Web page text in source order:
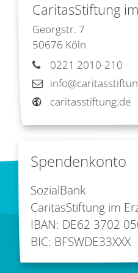
CaritasStiftung
Georgstr. 7
50676 Köln
0221 2010-210
caritasstiftung.de
Spendenkonto
SozialBank
CaritasStiftung im
IBAN: DE62 3702
BIC: BFSWDE33XXX